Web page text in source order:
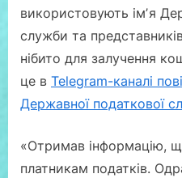
використовують імʼя
служби та
нібито для залучення
це в Telegram-каналі
Державної податкової
«Отримав інформацію,
платникам податків.